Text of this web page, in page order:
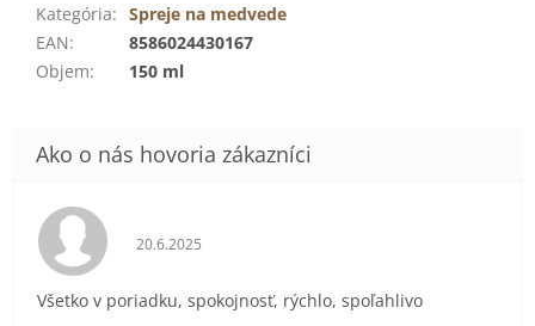
Kategória: Spreje na medvede
EAN:
8586024430167
Objem: 150 ml
Hodnotenie obchodu je 5 z 5 hviezdičiek.
20.6.2025
Všetko v poriadku, spokojnosť, rýchlo, spoľahlivo